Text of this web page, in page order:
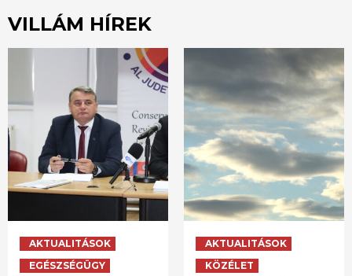
VILLÁM HÍREK
AKTUALITÁSOK
EGÉSZSÉGÜGY
AKTUALITÁSOK
KÖZÉLET